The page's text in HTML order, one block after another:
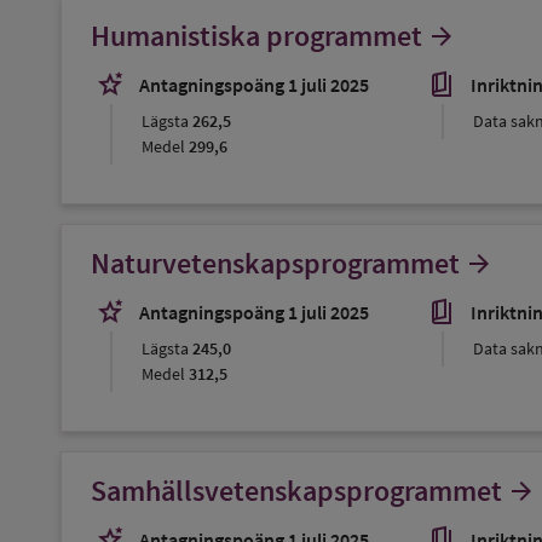
Humanistiska programmet arrow_forward
stars_2
Antagningspoäng 1 juli 2025
Lägsta 262,5
Medel 299,6
book_5
Data
Naturvetenskapsprogrammet arrow_forward
stars_2
Antagningspoäng 1 juli 2025
Lägsta 245,0
Medel 312,5
book_5
Data
Samhällsvetenskapsprogrammet arrow_forward